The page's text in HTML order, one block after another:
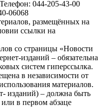
Телефон: 044-205-43-00
06068
размещённых на
ссылки на
со страницы «Новости
изданий – обязательна
систем гиперссылка.
в независимости от
материалов.
изданий) – должна быть
в первом абзаце